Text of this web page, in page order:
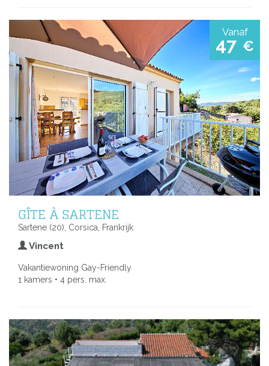
Vanaf
47 €
GÎTE À SARTENE
Sartene (20), Corsica, Frankrijk
Vincent
Vakantiewoning Gay-Friendly
1 kamers • 4 pers. max.